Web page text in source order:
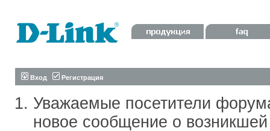
Вход Регистрация
Уважаемые посетители
новое сообщение о